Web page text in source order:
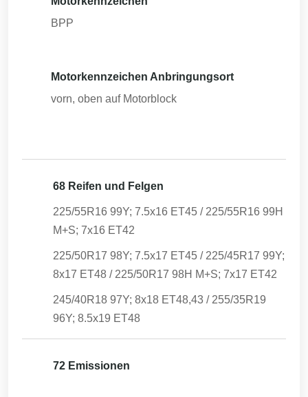
BPP
Motorkennzeichen Anbringungsort
vorn, oben auf Motorblock
68 Reifen und Felgen
225/55R16 99Y; 7.5x16 ET45 / 225/55R16 99H
M+S; 7x16 ET42
225/50R17 98Y; 7.5x17 ET45 / 225/45R17 99Y;
8x17 ET48 / 225/50R17 98H M+S; 7x17 ET42
245/40R18 97Y; 8x18 ET48,43 / 255/35R19
96Y; 8.5x19 ET48
72 Emissionen